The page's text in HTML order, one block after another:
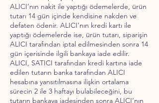
ALICI’nın nakit ile yaptığı ödemelerde, ürün
tutarı 14 gün içinde kendisine nakden ve
defaten ödenir. ALICI’nın kredi kartı ile
yaptığı ödemelerde ise, ürün tutarı, siparişin
ALICI tarafından iptal edilmesinden sonra 14
gün içerisinde ilgili bankaya iade edilir.
ALICI, SATICI tarafından kredi kartına iade
edilen tutarın banka tarafından ALICI
hesabına yansıtılmasına ilişkin ortalama
sürecin 2 ile 3 haftayı bulabileceğini, bu
tutarın bankaya iadesinden sonra ALICI’nın